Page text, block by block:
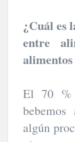
¿Cuál es
entre
El 70 %
algún